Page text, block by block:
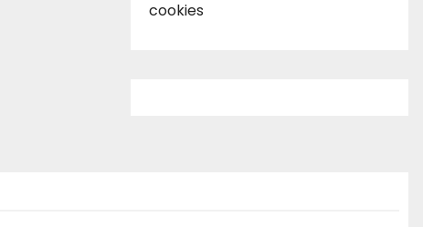
cookies